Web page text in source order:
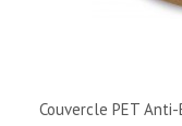
Couvercle PET Anti-